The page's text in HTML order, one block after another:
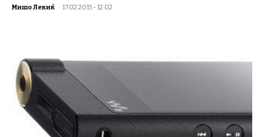
Мишо Лекиќ - 17.02.2015 - 12:02